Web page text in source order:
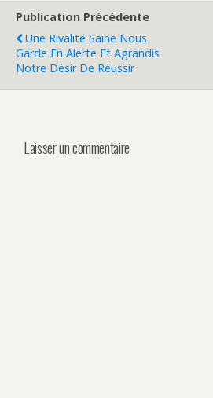
Publication Précédente
Une Rivalité Saine Nous
Garde En Alerte Et Agrandis
Notre Désir De Réussir
Laisser un commentaire